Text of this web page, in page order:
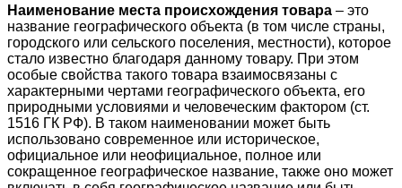
Наименование места происхождения товара – это
название географического объекта (в том числе страны,
городского или сельского поселения, местности), которое
стало известно благодаря данному товару. При этом
особые свойства такого товара взаимосвязаны с
характерными чертами географического объекта, его
природными условиями и человеческим фактором (ст.
1516 ГК РФ). В таком наименовании может быть
использовано современное или историческое,
официальное или неофициальное, полное или
сокращенное географическое название, также оно может